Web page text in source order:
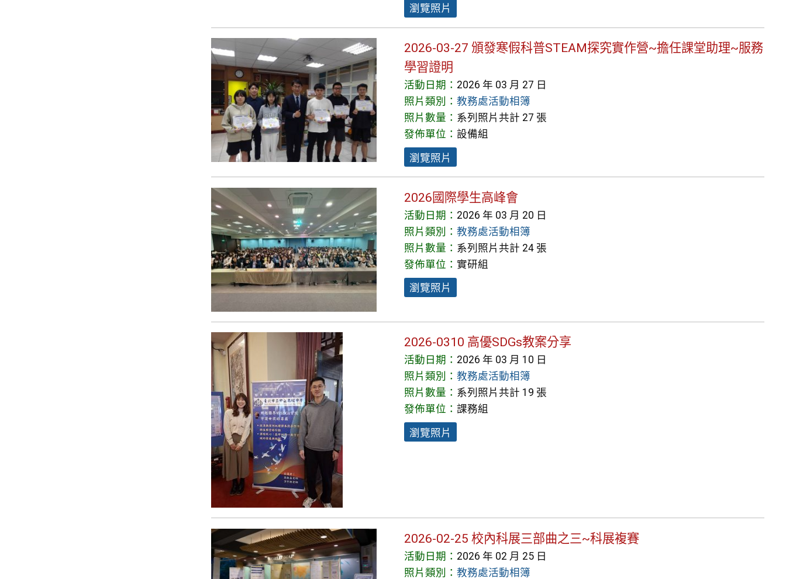
瀏覽照片
2026-03-27 頒發寒假科普STEAM探究實作營~擔任課堂助理~服務
學習證明
活動日期： 2026 年 03 月 27 日
照片類別：教務處活動相簿
照片數量： 系列照片共計 27 張
發佈單位：設備組
瀏覽照片
2026國際學生高峰會
活動日期： 2026 年 03 月 20 日
照片類別：教務處活動相簿
照片數量： 系列照片共計 24 張
發佈單位：實研組
瀏覽照片
2026-0310 高優SDGs教案分享
活動日期： 2026 年 03 月 10 日
照片類別：教務處活動相簿
照片數量： 系列照片共計 19 張
發佈單位：課務組
瀏覽照片
2026-02-25 校內科展三部曲之三~科展複賽
活動日期： 2026 年 02 月 25 日
照片類別：教務處活動相簿